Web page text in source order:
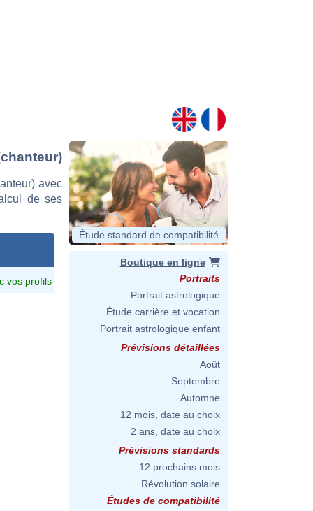
avec
de ses
vos profils
Étude standard de compatibilité
Boutique en ligne
Portraits
Portrait astrologique
Étude carrière et vocation
Portrait astrologique enfant
Prévisions détaillées
Août
Septembre
Automne
12 mois, date au choix
2 ans, date au choix
Prévisions standards
12 prochains mois
Révolution solaire
Études de compatibilité